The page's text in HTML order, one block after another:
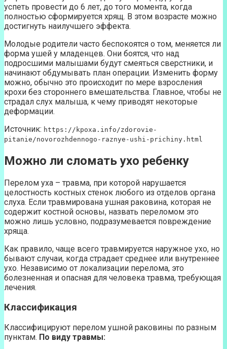
успеть провести до 6 лет, до того момента, когда
полностью сформируется хрящ. В этом возрасте можно
достигнуть наилучшего эффекта.
Молодые родители часто беспокоятся о том, меняется ли
форма ушей у младенцев. Они боятся, что над
подросшими малышами будут смеяться сверстники, и
начинают обдумывать план операции. Изменить форму
можно, обычно это происходит по мере взросления
крохи без стороннего вмешательства. Главное, чтобы не
страдал слух малыша, к чему приводят некоторые
деформации.
Источник: https://kpoxa.info/zdorovie-
pitanie/novorozhdennogo-raznye-ushi-prichiny.html
Можно ли сломать ухо ребенку
Перелом уха – травма, при которой нарушается
целостность костных стенок любого из отделов органа
слуха. Если травмирована ушная раковина, которая не
содержит костной основы, назвать переломом это
можно лишь условно, подразумевается повреждение
хряща.
Как правило, чаще всего травмируется наружное ухо, но
бывают случаи, когда страдает среднее или внутреннее
ухо. Независимо от локализации перелома, это
болезненная и опасная для человека травма, требующая
лечения.
Классификация
Классифицируют перелом ушной раковины по разным
пунктам. По виду травмы: